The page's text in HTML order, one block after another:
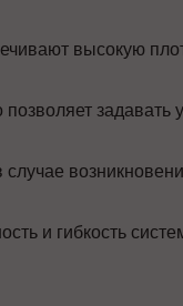
высокую
задавать
и гибкость